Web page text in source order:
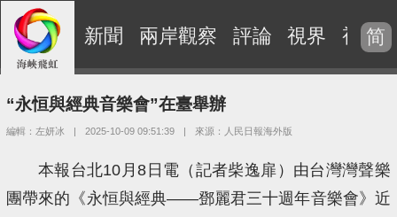
新聞 兩岸觀察 評論 視界 視頻
简
“永恒與經典音樂會”在臺舉辦
編輯：左妍冰 | 2025-10-09 09:51:39 | 來源：人民日報海外版
本報台北10月8日電（記者柴逸扉）由台灣灣聲樂
團帶來的《永恒與經典——鄧麗君三十週年音樂會》近